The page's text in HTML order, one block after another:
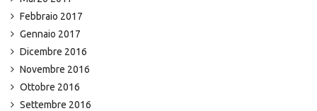
Febbraio 2017
Gennaio 2017
Dicembre 2016
Novembre 2016
Ottobre 2016
Settembre 2016